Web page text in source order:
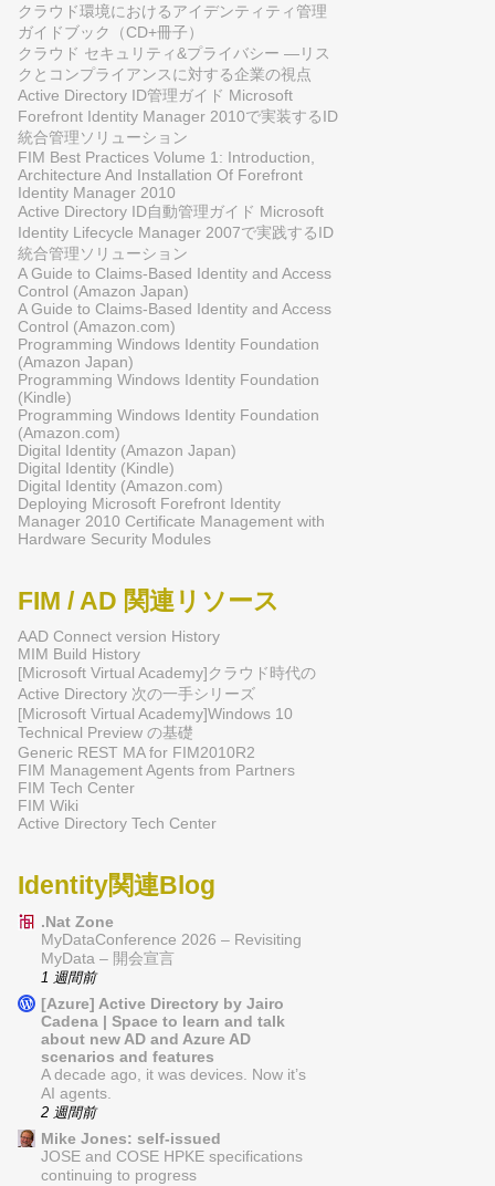
クラウド環境におけるアイデンティティ管理
ガイドブック（CD+冊子）
クラウド セキュリティ&プライバシー ―リス
クとコンプライアンスに対する企業の視点
Active Directory ID管理ガイド Microsoft
Forefront Identity Manager 2010で実装するID
統合管理ソリューション
FIM Best Practices Volume 1: Introduction,
Architecture And Installation Of Forefront
Identity Manager 2010
Active Directory ID自動管理ガイド Microsoft
Identity Lifecycle Manager 2007で実践するID
統合管理ソリューション
A Guide to Claims-Based Identity and Access
Control (Amazon Japan)
A Guide to Claims-Based Identity and Access
Control (Amazon.com)
Programming Windows Identity Foundation
(Amazon Japan)
Programming Windows Identity Foundation
(Kindle)
Programming Windows Identity Foundation
(Amazon.com)
Digital Identity (Amazon Japan)
Digital Identity (Kindle)
Digital Identity (Amazon.com)
Deploying Microsoft Forefront Identity
Manager 2010 Certificate Management with
Hardware Security Modules
FIM / AD 関連リソース
AAD Connect version History
MIM Build History
[Microsoft Virtual Academy]クラウド時代の
Active Directory 次の一手シリーズ
[Microsoft Virtual Academy]Windows 10
Technical Preview の基礎
Generic REST MA for FIM2010R2
FIM Management Agents from Partners
FIM Tech Center
FIM Wiki
Active Directory Tech Center
Identity関連Blog
.Nat Zone
MyDataConference 2026 – Revisiting
MyData – 開会宣言
1 週間前
[Azure] Active Directory by Jairo
Cadena | Space to learn and talk
about new AD and Azure AD
scenarios and features
A decade ago, it was devices. Now it’s
AI agents.
2 週間前
Mike Jones: self-issued
JOSE and COSE HPKE specifications
continuing to progress